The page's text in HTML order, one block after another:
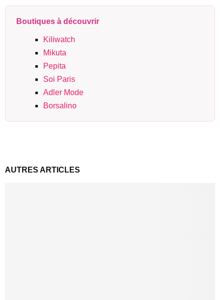
Boutiques à découvrir
Kiliwatch
Mikuta
Pepita
Soi Paris
Adler Mode
Borsalino
AUTRES ARTICLES